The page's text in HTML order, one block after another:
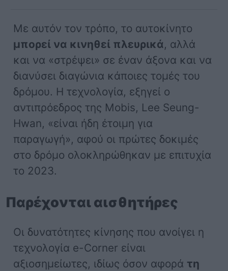
Με αυτόν τον τρόπο, το αυτοκίνητο
μπορεί να κινηθεί πλευρικά, αλλά
και να «στρέψει» σε έναν άξονα και να
διανύσει διαγώνια κάποιες τομές του
δρόμου. Η τεχνολογία, εξηγεί ο
αντιπρόεδρος της Mobis, Lee Seung-
Hwan, «είναι ήδη έτοιμη για
παραγωγή», αφού οι πρώτες δοκιμές
στο δρόμο ολοκληρώθηκαν με επιτυχία
το 2023.
Παρέχονται αισθητήρες
Οι δυνατότητες κίνησης που ανοίγει η
τεχνολογία e-Corner είναι
αξιοσημείωτες, ιδίως όσον αφορά τη